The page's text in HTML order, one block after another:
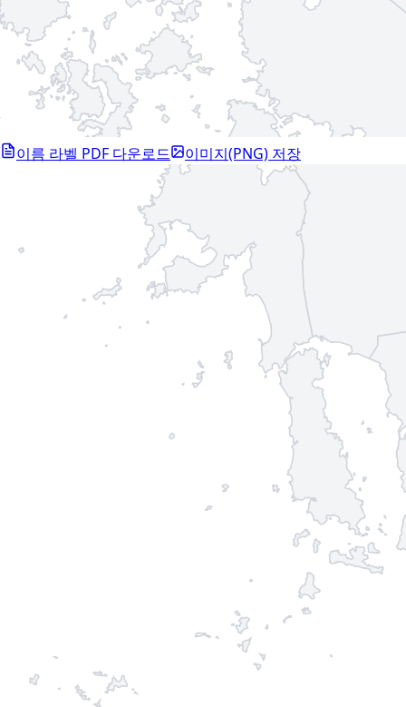
이름 라벨 PDF 다운로드 이미지(PNG) 저장